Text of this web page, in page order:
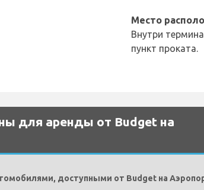
Место
Внутри
пункт проката.
для аренды от Budget на
доступными от Budget на